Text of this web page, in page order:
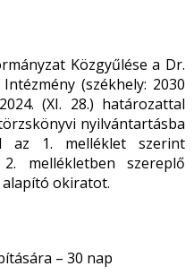
Közgyűlése a Dr.
(székhely: 2030
(XI. 28.) határozattal
nyilvántartásba
az 1. melléklet szerint
mellékletben szereplő
okiratot.
– 30 nap